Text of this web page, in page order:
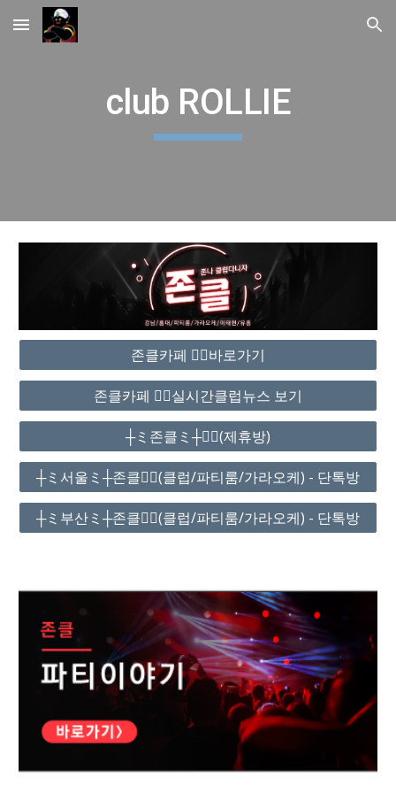
Skip to main content Skip to navigation
club ROLLIE
존클카페 ❤️‍🔥바로가기
존클카페 ❤️‍🔥실시간클럽뉴스 보기
┼ミ존클ミ┼❤️‍🔥(제휴방)
┼ミ서울ミ┼존클❤️‍🔥(클럽/파티룸/가라오케) - 단톡방
┼ミ부산ミ┼존클❤️‍🔥(클럽/파티룸/가라오케) - 단톡방